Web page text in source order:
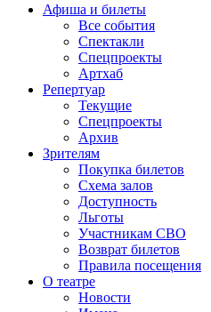
Афиша и билеты
Все события
Спектакли
Спецпроекты
Артхаб
Репертуар
Текущие
Спецпроекты
Архив
Зрителям
Покупка билетов
Схема залов
Доступность
Льготы
Участникам СВО
Возврат билетов
Правила посещения
О театре
Новости